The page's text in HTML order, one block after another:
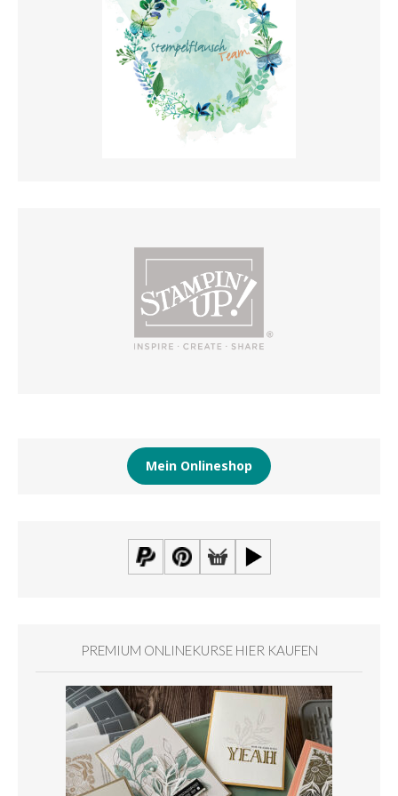
Mein Onlineshop
PREMIUM ONLINEKURSE HIER KAUFEN